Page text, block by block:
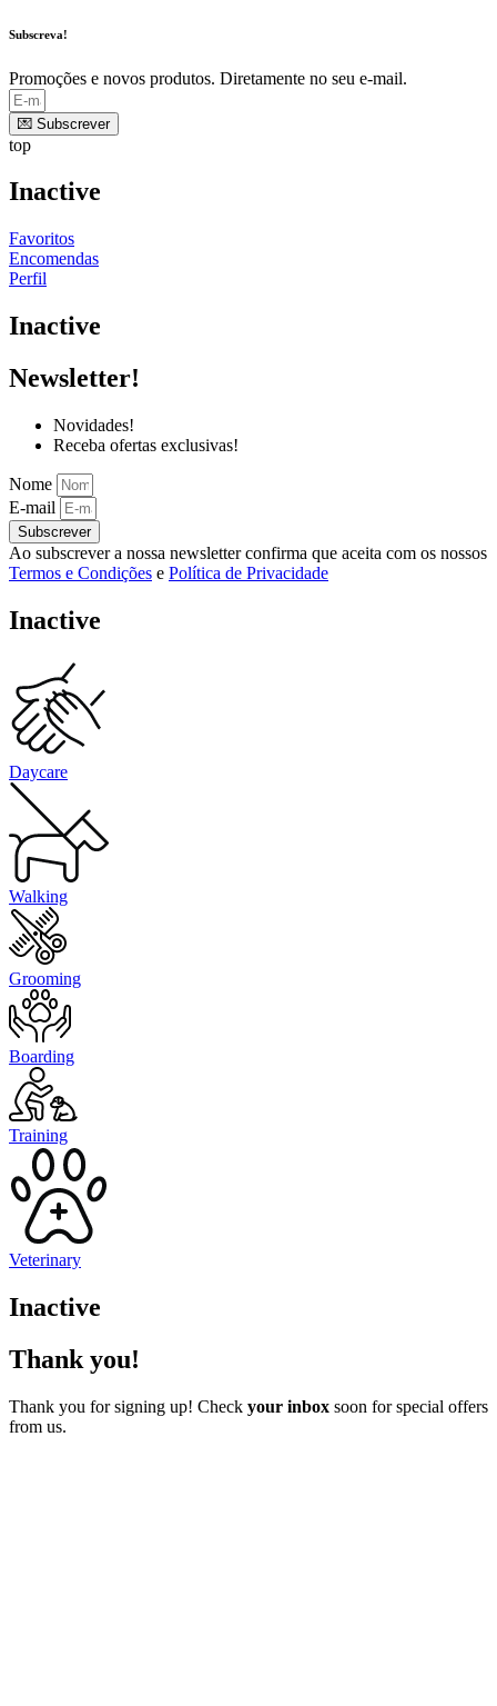
Subscreva!
Promoções e novos produtos. Diretamente no seu e-mail.
💌 Subscrever
top
Inactive
Favoritos
Encomendas
Perfil
Inactive
Newsletter!
Novidades!
Receba ofertas exclusivas!
Nome
E-mail
Subscrever
Ao subscrever a nossa newsletter confirma que aceita com os nossos
Termos e Condições e Política de Privacidade
Inactive
Daycare
Walking
Grooming
Boarding
Training
Veterinary
Inactive
Thank you!
Thank you for signing up! Check your inbox soon for special offers
from us.